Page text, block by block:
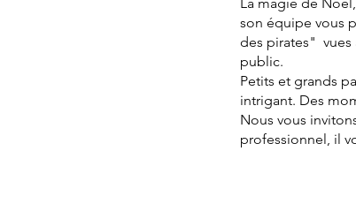
son équipe vous
des pirates" vues
public.
Petits et grands
intrigant. Des
Nous vous
professionnel, il